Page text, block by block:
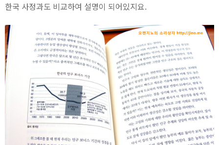
한국 사정과도 비교하여 설명이 되어있지요.